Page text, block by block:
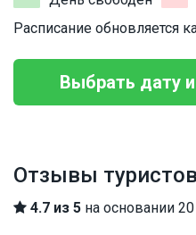
Расписание обновляется
Выбрать дату
Отзывы туристов
4.7 из 5 на основании